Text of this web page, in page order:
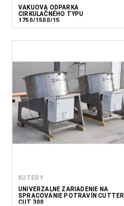
VÁKUOVÁ ODPARKA
CIRKULAČNÉHO TYPU
1750/1500/15
KUTERY
UNIVERZÁLNE ZARIADENIE NA
SPRACOVANIE POTRAVÍN CUTTER
CUT 300